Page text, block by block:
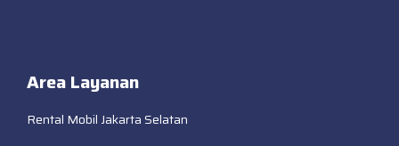
Area Layanan
Rental Mobil Jakarta Selatan